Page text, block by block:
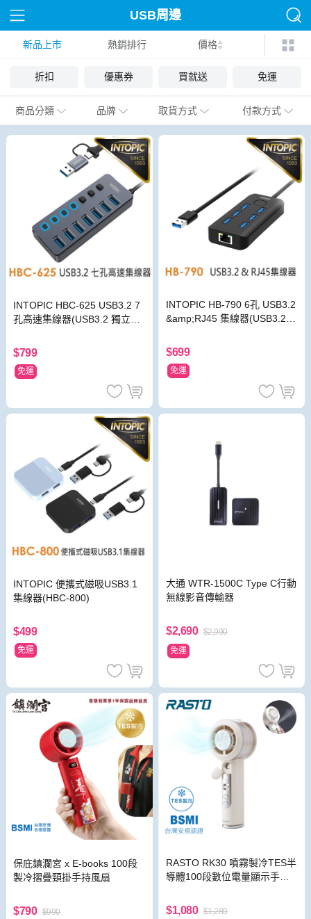
USB周邊
新品上市 熱銷排行 價格
折扣 優惠券 買就送 免運
商品分類 品牌 取貨方式 付款方式
INTOPIC HBC-625 USB3.2 7
孔高速集線器(USB3.2 獨立開
$799
免運
INTOPIC HB-790 6孔 USB3.2
&amp;RJ45 集線器(USB3.2
$699
免運
INTOPIC 便攜式磁吸USB3.1
集線器(HBC-800)
$499
免運
大通 WTR-1500C Type C行動
無線影音傳輸器
$2,690 $2,990
免運
保庇鎮瀾宮 x E-books 100段
製冷摺疊頸掛手持風扇
$790 $990
RASTO RK30 噴霧製冷TES半
導體100段數位電量顯示手持
$1,080 $1,280